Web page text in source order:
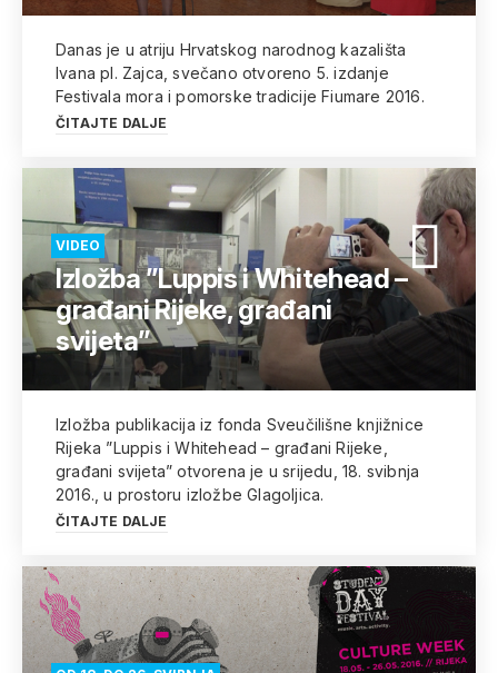
Danas je u atriju Hrvatskog narodnog kazališta
Ivana pl. Zajca, svečano otvoreno 5. izdanje
Festivala mora i pomorske tradicije Fiumare 2016.
ČITAJTE DALJE
VIDEO
Izložba ”Luppis i Whitehead –
građani Rijeke, građani
svijeta”
Izložba publikacija iz fonda Sveučilišne knjižnice
Rijeka ”Luppis i Whitehead – građani Rijeke,
građani svijeta” otvorena je u srijedu, 18. svibnja
2016., u prostoru izložbe Glagoljica.
ČITAJTE DALJE